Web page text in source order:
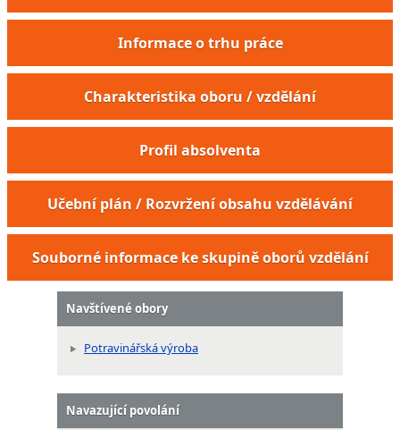
Informace o trhu práce
Charakteristika oboru / vzdělání
Profil absolventa
Učební plán / Rozvržení obsahu vzdělávání
Souborné informace ke skupině oborů vzdělání
Navštívené obory
Potravinářská výroba
Navazující povolání